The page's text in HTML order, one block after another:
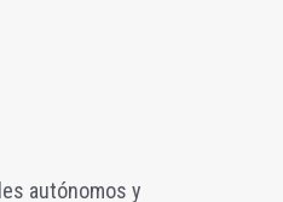
autónomos y